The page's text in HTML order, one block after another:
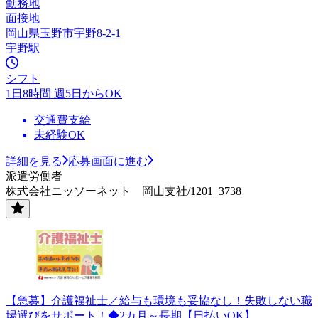
勤務地
面接地
岡山県玉野市宇野8-2-1
宇野駅
シフト
1日8時間 週5日からOK
交通費支給
未経験OK
詳細を見る
応募画面に進む
派遣労働者
株式会社ニッソーネット 岡山支社/1201_3738
【急募】介護福祉士／給与も環境も妥協なし！失敗しない職
場選びをサポート！◆2カ月～長期【日払いOK】